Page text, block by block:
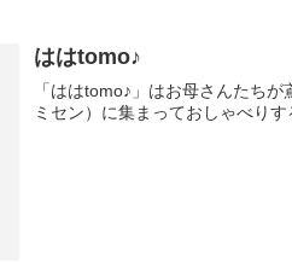
ははtomo♪
「ははtomo♪」はお母さんたち
ミセン）に集まっておしゃべりす